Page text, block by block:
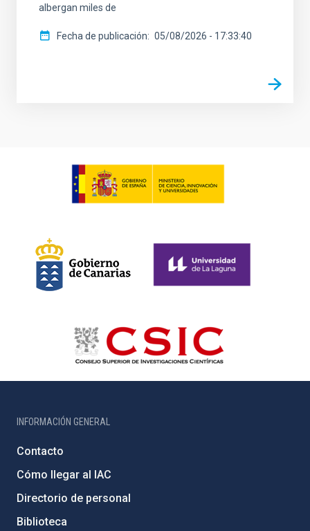
albergan miles de
Fecha de publicación 05/08/2026 - 17:33:40
INFORMACIÓN GENERAL
Contacto
Cómo llegar al IAC
Directorio de personal
Biblioteca